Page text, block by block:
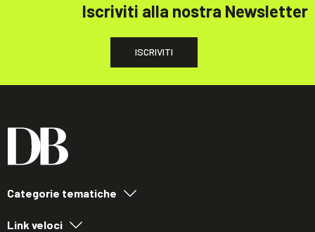
Iscriviti alla nostra Newsletter
ISCRIVITI
Categorie tematiche
Link veloci